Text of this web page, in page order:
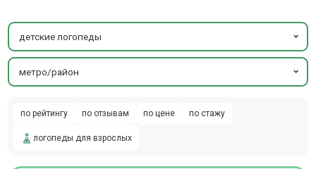
детские логопеды
метро/район
по рейтингу по отзывам по цене по стажу
логопеды для взрослых